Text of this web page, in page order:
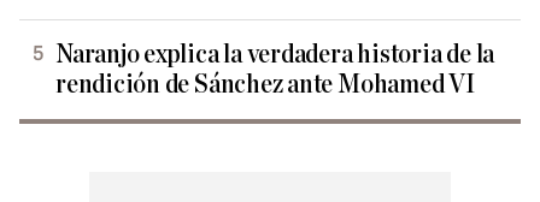
Naranjo explica la verdadera historia de la
rendición de Sánchez ante Mohamed VI